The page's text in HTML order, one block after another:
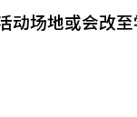
动场地或会改